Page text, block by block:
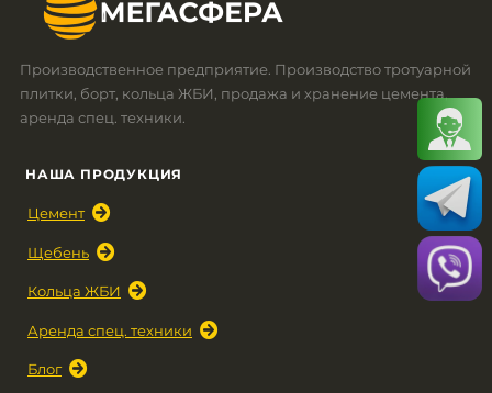
Производственное предприятие. Производство тротуарной
плитки, борт, кольца ЖБИ, продажа и хранение цемента,
аренда спец. техники.
НАША ПРОДУКЦИЯ
Цемент
Щебень
Кольца ЖБИ
Аренда спец. техники
Блог